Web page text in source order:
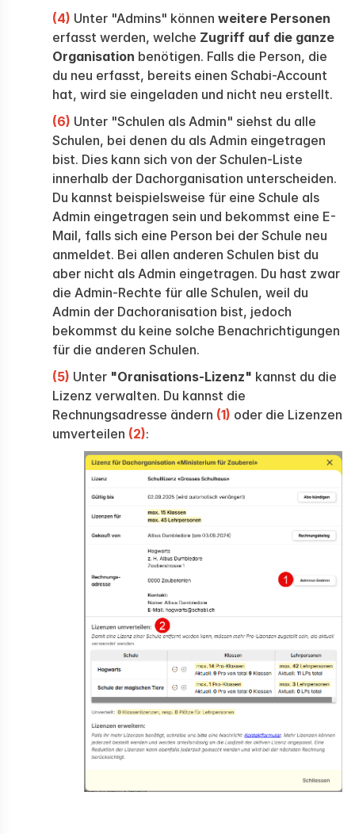
(4) Unter "Admins" können weitere Personen
erfasst werden, welche Zugriff auf die ganze
Organisation benötigen. Falls die Person, die
du neu erfasst, bereits einen Schabi-Account
hat, wird sie eingeladen und nicht neu erstellt.
(6) Unter "Schulen als Admin" siehst du alle
Schulen, bei denen du als Admin eingetragen
bist. Dies kann sich von der Schulen-Liste
innerhalb der Dachorganisation unterscheiden.
Du kannst beispielsweise für eine Schule als
Admin eingetragen sein und bekommst eine E-
Mail, falls sich eine Person bei der Schule neu
anmeldet. Bei allen anderen Schulen bist du
aber nicht als Admin eingetragen. Du hast zwar
die Admin-Rechte für alle Schulen, weil du
Admin der Dachoranisation bist, jedoch
bekommst du keine solche Benachrichtigungen
für die anderen Schulen.
(5) Unter "Oranisations-Lizenz" kannst du die
Lizenz verwalten. Du kannst die
Rechnungsadresse ändern (1) oder die Lizenzen
umverteilen (2):